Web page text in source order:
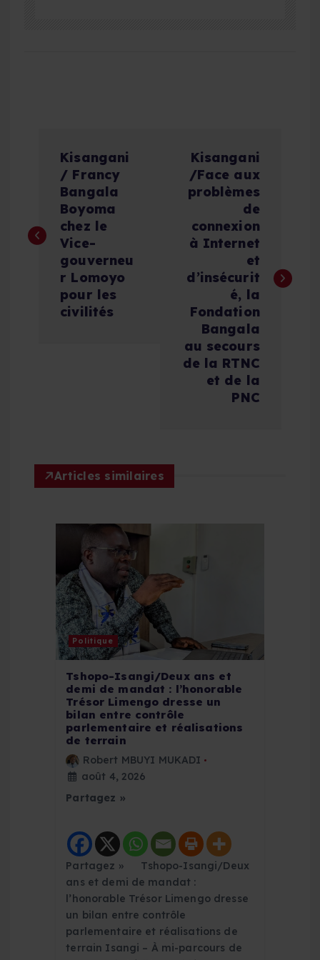
i
n
d
Kisangani
/ Francy
Bangala
Boyoma
chez le
Vice-
gouverneu
r Lomoyo
pour les
civilités
Kisangani
/Face aux
problèmes
de
connexion
à Internet
et
d’insécurit
é, la
Fondation
Bangala
au secours
de la RTNC
et de la
PNC
Articles similaires
Politique
Tshopo-Isangi/Deux ans et
demi de mandat : l’honorable
Trésor Limengo dresse un
bilan entre contrôle
parlementaire et réalisations
de terrain
Robert MBUYI MUKADI
août 4, 2026
Partagez »
Partagez » Tshopo-Isangi/Deux
ans et demi de mandat :
l’honorable Trésor Limengo dresse
un bilan entre contrôle
parlementaire et réalisations de
terrain Isangi – À mi-parcours de